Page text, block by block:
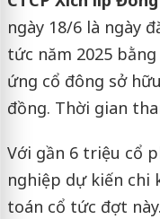
ngày 18/6 là ngày
tức năm 2025
ứng cổ đông sở
đồng. Thời gian
Với gần 6 triệu cổ
nghiệp dự kiến chi
toán cổ tức đợt này.